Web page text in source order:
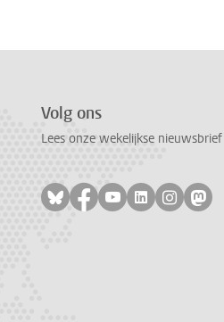
Volg ons
Lees onze wekelijkse nieuwsbrief
Volg ons op bluesky
Volg ons op
Volg ons op
Volg ons
Volg